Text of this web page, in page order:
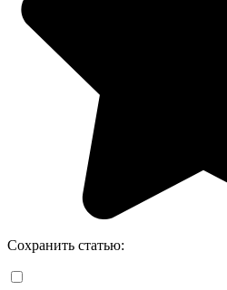
Сохранить статью: